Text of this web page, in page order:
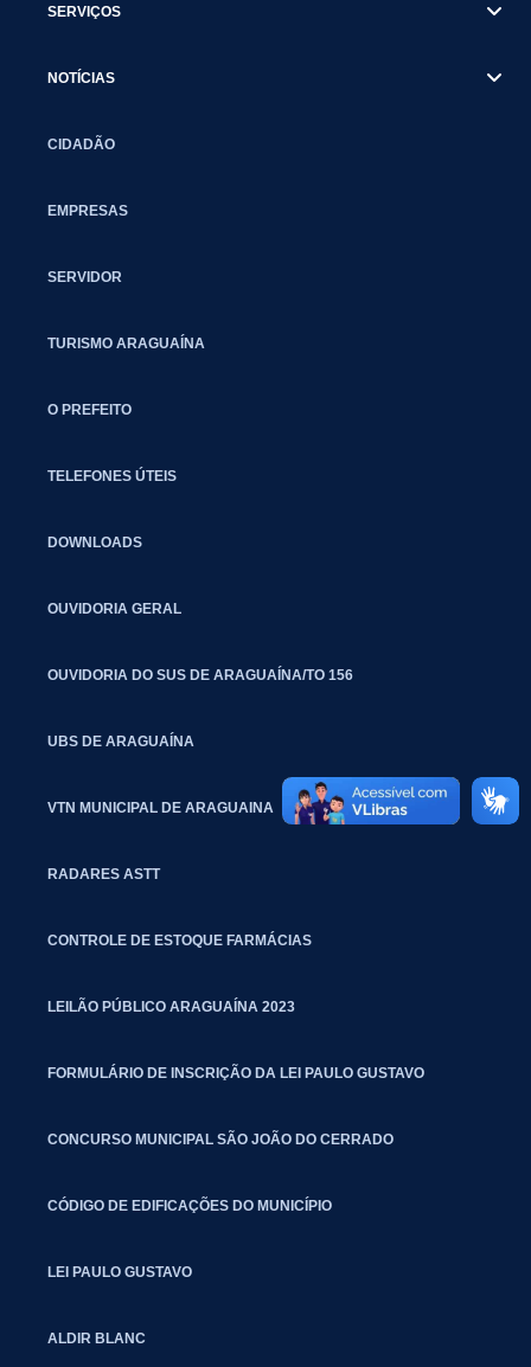
SERVIÇOS
NOTÍCIAS
CIDADÃO
EMPRESAS
SERVIDOR
TURISMO ARAGUAÍNA
O PREFEITO
TELEFONES ÚTEIS
DOWNLOADS
OUVIDORIA GERAL
OUVIDORIA DO SUS DE ARAGUAÍNA/TO 156
UBS DE ARAGUAÍNA
VTN MUNICIPAL DE ARAGUAINA
RADARES ASTT
CONTROLE DE ESTOQUE FARMÁCIAS
LEILÃO PÚBLICO ARAGUAÍNA 2023
FORMULÁRIO DE INSCRIÇÃO DA LEI PAULO GUSTAVO
CONCURSO MUNICIPAL SÃO JOÃO DO CERRADO
CÓDIGO DE EDIFICAÇÕES DO MUNICÍPIO
LEI PAULO GUSTAVO
ALDIR BLANC